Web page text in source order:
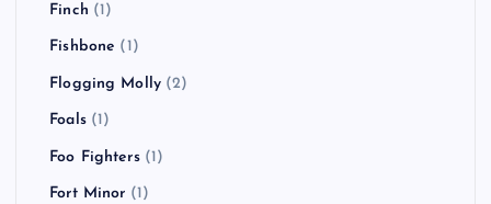
Finch (1)
Fishbone (1)
Flogging Molly (2)
Foals(1)
Foo Fighters(1)
Fort Minor (1)